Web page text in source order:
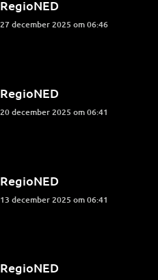
RegioNED
27 december 2025 om 06:46
RegioNED
20 december 2025 om 06:41
RegioNED
13 december 2025 om 06:41
RegioNED